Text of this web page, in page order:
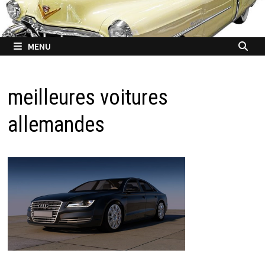
MENU
meilleures voitures
allemandes